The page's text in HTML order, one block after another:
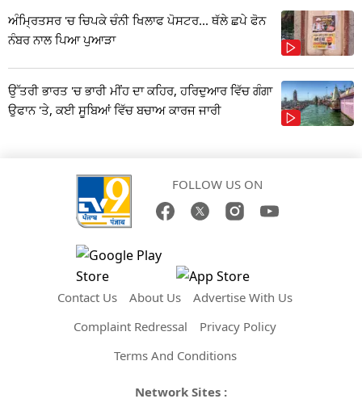
ਅੰਮ੍ਰਿਤਸਰ 'ਚ ਚਿਪਕੇ ਚੰਨੀ ਖਿਲਾਫ ਪੋਸਟਰ... ਥੱਲੇ ਛਪੇ ਫੋਨ
ਨੰਬਰ ਨਾਲ ਪਿਆ ਪੁਆੜਾ
ਉੱਤਰੀ ਭਾਰਤ 'ਚ ਭਾਰੀ ਮੀਂਹ ਦਾ ਕਹਿਰ, ਹਰਿਦੁਆਰ ਵਿੱਚ ਗੰਗਾ
ਉਫਾਨ 'ਤੇ, ਕਈ ਸੂਬਿਆਂ ਵਿੱਚ ਬਚਾਅ ਕਾਰਜ ਜਾਰੀ
FOLLOW US ON
Contact Us About Us
Advertise With Us
Complaint Redressal
Privacy Policy
Terms And Conditions
Network Sites :